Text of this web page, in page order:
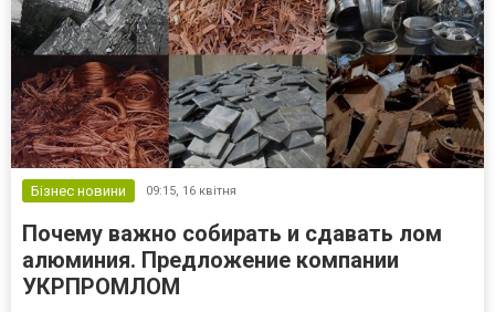
Бізнес новини 09:15, 16 квітня
Почему важно собирать и сдавать лом
алюминия. Предложение компании
УКРПРОМЛОМ